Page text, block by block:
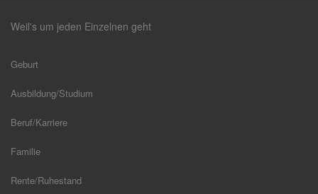
Weil's um jeden Einzelnen geht
Geburt
Ausbildung/Studium
Beruf/Karriere
Familie
Rente/Ruhestand